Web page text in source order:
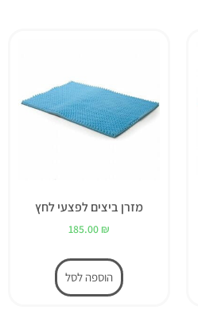
מזרן ביצים לפצעי לחץ
185.00 ₪
הוספה לסל